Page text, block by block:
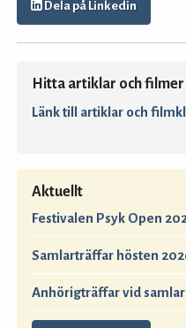
Dela på Linkedin
Hitta artiklar och filmer
Länk till artiklar och
Aktuellt
Festivalen Psyk Open
Samlarträffar hösten
Anhörigträffar vid